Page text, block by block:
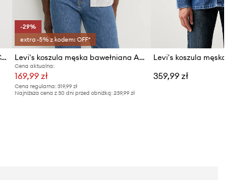
Levi's koszula męska jeansowa JACKSON WORKER
-29%
extra -5% z kodem: OFF*
Levi's koszula męska bawełniana AUTHENTIC BUTTON DOWN
Cena aktualna:
169,99 zł
Cena regularna:319,99 zł
Najniższa cena z 30 dni przed obniżką:239,99 zł
359,99 zł